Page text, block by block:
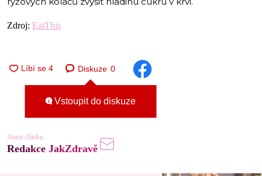
Zdroj: EatThis
Diskuze 0
Vstoupit do diskuze
Autor článku
Redakce JakZdravě